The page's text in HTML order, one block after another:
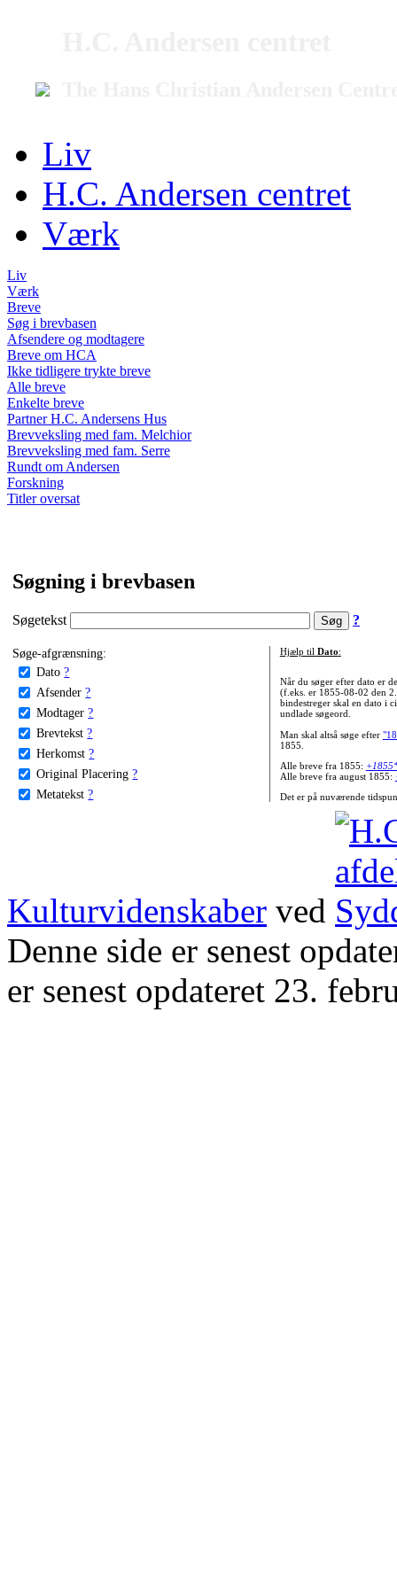
Liv
H.C. Andersen centret
Værk
Liv
Værk
Breve
Søg i brevbasen
Afsendere og modtagere
Breve om HCA
Ikke tidligere trykte breve
Alle breve
Enkelte breve
Partner H.C. Andersens Hus
Brevveksling med fam. Melchior
Brevveksling med fam. Serre
Rundt om Andersen
Forskning
Titler oversat
Søgning i brevbasen
Søgetekst ?
Søge-afgrænsning:
Dato ?
Afsender ?
Modtager ?
Brevtekst ?
Herkomst ?
Original Placering ?
Metatekst ?
Hjælp til Dato:
Når du søger efter dato er
(f.eks. er 1855-08-02 den
bindestreger skal en dato i
undlade søgeord.
Man skal altså søge efter
1855.
Alle breve fra 1855:
Alle breve fra august 1855:
Det er på nuværende
Kulturvidenskaber ved
Denne side er senest
er senest opdateret 23.